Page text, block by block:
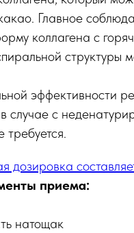
Главное
коллагена с
структуры
эффективности
случае с
дозировка
приема:
натощак